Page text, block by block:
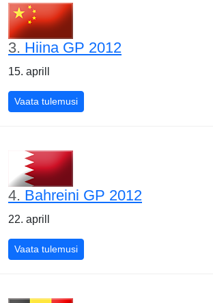
3. Hiina GP 2012
15. aprill
Vaata tulemusiHiina GP 2012
4. Bahreini GP 2012
22. aprill
Vaata tulemusiBahreini GP 2012